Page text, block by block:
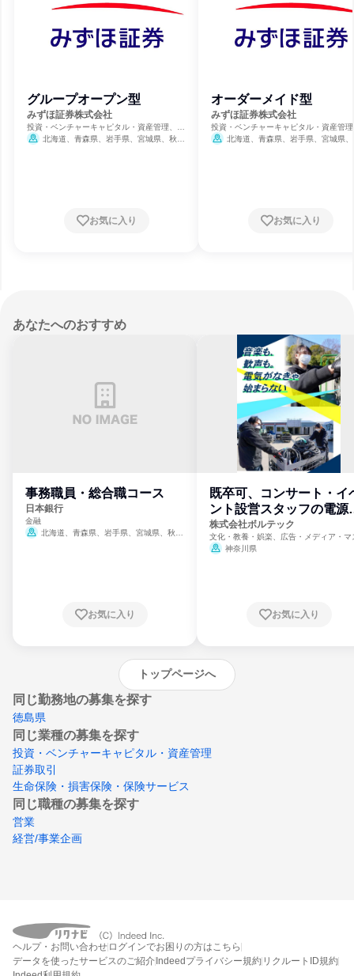
グループオープン型
みずほ証券株式会社
投資・ベンチャーキャピタル・資産管理、証
券取引、生命保険・損害保険・保険サービス
北海道、青森県、岩手県、宮城県、秋田
山口県、徳島県、香川県、愛媛県、高知県、
お気に入り
オーダーメイド型
みずほ証券株式会社
投資・ベンチャーキャピタル・資産管
券取引、生命保険・損害保険・保険サ
北海道、青森県、岩手県、宮城県
山口県、徳島県、香川県、愛媛県、高
お気に入り
あなたへのおすすめ
事務職員・総合職コース
日本銀行
金融
北海道、青森県、岩手県、宮城県、秋田
崎県、熊本県、大分県、宮崎県、鹿児島県、
お気に入り
既卒可、コンサート・イ
ント設営スタッフの電源
門
株式会社ボルテック
文化・教養・娯楽、広告・メディア・マ
ミ、電力・ガス・水道・エネルギー
神奈川県
お気に入り
トップページへ
同じ勤務地の募集を探す
徳島県
同じ業種の募集を探す
投資・ベンチャーキャピタル・資産管理
証券取引
生命保険・損害保険・保険サービス
同じ職種の募集を探す
営業
経営/事業企画
ヘルプ・お問い合わせ ログインでお困りの方はこちら
データを使ったサービスのご紹介Indeedプライバシー規約 リクルートID規約